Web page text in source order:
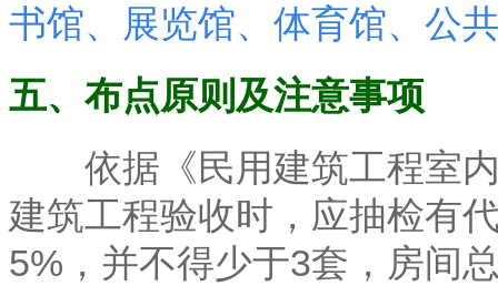
书馆、展览馆、体育馆、公
五、布点原则及注意事项
依据《民用建筑工程室内
建筑工程验收时，应抽检有
5%，并不得少于3套，房间